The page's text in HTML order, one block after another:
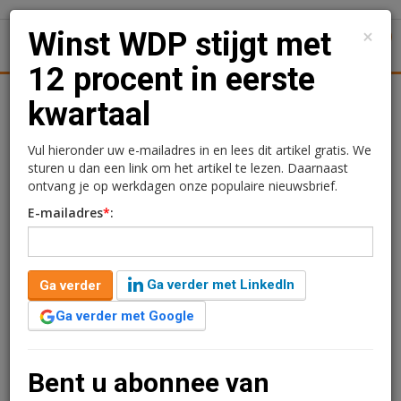
Retail
Winst WDP stijgt met 12
procent in eerste kwartaal
De EPRA-winst van WDP is in het eerste kwartaal met
12 procent gestegen naar 80,6 miljoen ten opzichte van
dezelfde periode vorig jaar. Dat maakt de logistiek
eerste kwartaal van 2024 steeg de EPRA-winst van WDP
ook al sterk, toen met 15,3 procent.
×
Winst WDP stijgt met
12 procent in eerste
kwartaal
Vul hieronder uw e-mailadres in en lees dit artikel gratis. We
sturen u dan een link om het artikel te lezen. Daarnaast
ontvang je op werkdagen onze populaire nieuwsbrief.
E-mailadres*:
Ga verder
Ga verder met LinkedIn
Ga verder met Google
Bent u abonnee van